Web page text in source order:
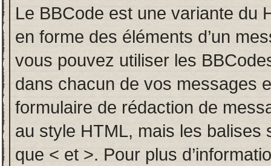
Le BBCode est une variante du
en forme des éléments d’un
vous pouvez utiliser les
dans chacun de vos messages
formulaire de rédaction de
au style HTML, mais les
que < et >. Pour plus